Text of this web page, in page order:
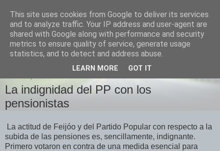
Izquierda Plural
Desde Cuenca para el mundo
La indignidad del PP con los
pensionistas
La actitud de Feijóo y del Partido Popular con respecto a la
subida de las pensiones es, sencillamente, indignante.
Primero votaron en contra de una medida esencial para
This site uses cookies from Google to deliver its services
and to analyze traffic. Your IP address and user-agent are
shared with Google along with performance and security
metrics to ensure quality of service, generate usage
statistics, and to detect and address abuse.
LEARN MORE GOT IT